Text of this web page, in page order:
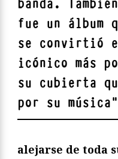
banda. También
fue un álbum
se convirtió
icónico más
su cubierta
por su música"
alejarse de toda